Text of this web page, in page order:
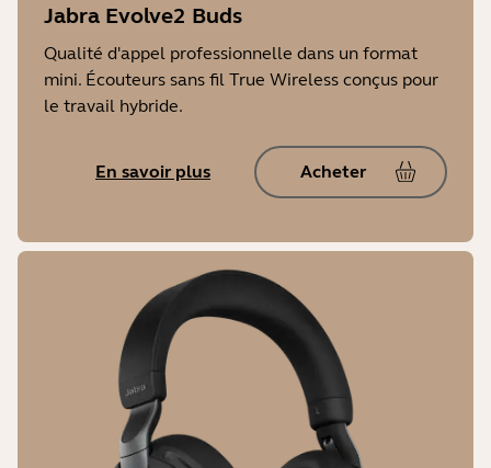
Jabra Evolve2 Buds
Qualité d'appel professionnelle dans un format
mini. Écouteurs sans fil True Wireless conçus pour
le travail hybride.
En savoir plus Acheter